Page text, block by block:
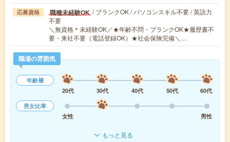
応募資格 職種未経験OK / ブランクOK / パソコンスキル不要 / 英語力
不要
＼無資格＊未経験OK／★年齢不問・ブランクOK★履歴書不
要・来社不要（電話登録OK）★社会保険完備＼…
職場の雰囲気
年齢層
20代
30代 40代 50代
60代
男女比率
女性
男性
もっと見る